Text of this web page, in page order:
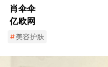
肖伞伞
亿欧网
#美容护肤